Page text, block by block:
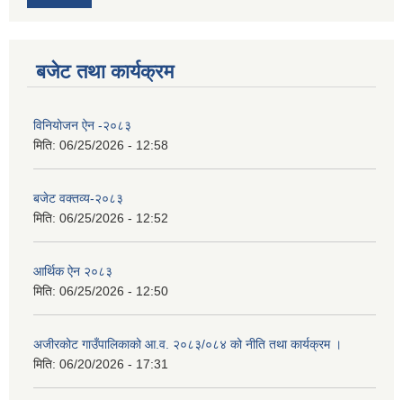
बजेट तथा कार्यक्रम
विनियोजन ऐन -२०८३
मिति: 06/25/2026 - 12:58
बजेट वक्तव्य-२०८३
मिति: 06/25/2026 - 12:52
आर्थिक ऐन २०८३
मिति: 06/25/2026 - 12:50
अजीरकोट गाउँपालिकाको आ.व. २०८३/०८४ को नीति तथा कार्यक्रम ।
मिति: 06/20/2026 - 17:31